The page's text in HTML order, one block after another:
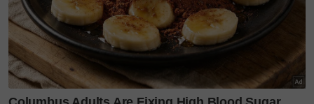
dilihat terus memperluaskan pendekatan mereka
dengan menggabungkan inovasi bahan serta rekaan
yang praktikal untuk seisi keluarga.
Lebih daripada sekadar menghasilkan kasut, langkah
memperkenalkan Nala Nana memperlihatkan